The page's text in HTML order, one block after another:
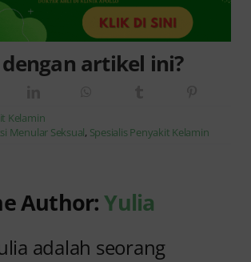
artikel ini?
Kelamin
Menular Seksual, Spesialis Penyakit Kelamin
Author:Yulia
adalah seorang